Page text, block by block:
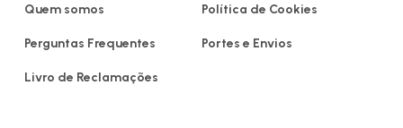
Quem somos
Perguntas Frequentes
Livro de Reclamações
Política de Cookies
Portes e Envios